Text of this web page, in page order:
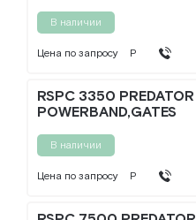
В наличии
Цена по запросу Р
RSPC 3350 PREDATOR
POWERBAND,GATES
В наличии
Цена по запросу Р